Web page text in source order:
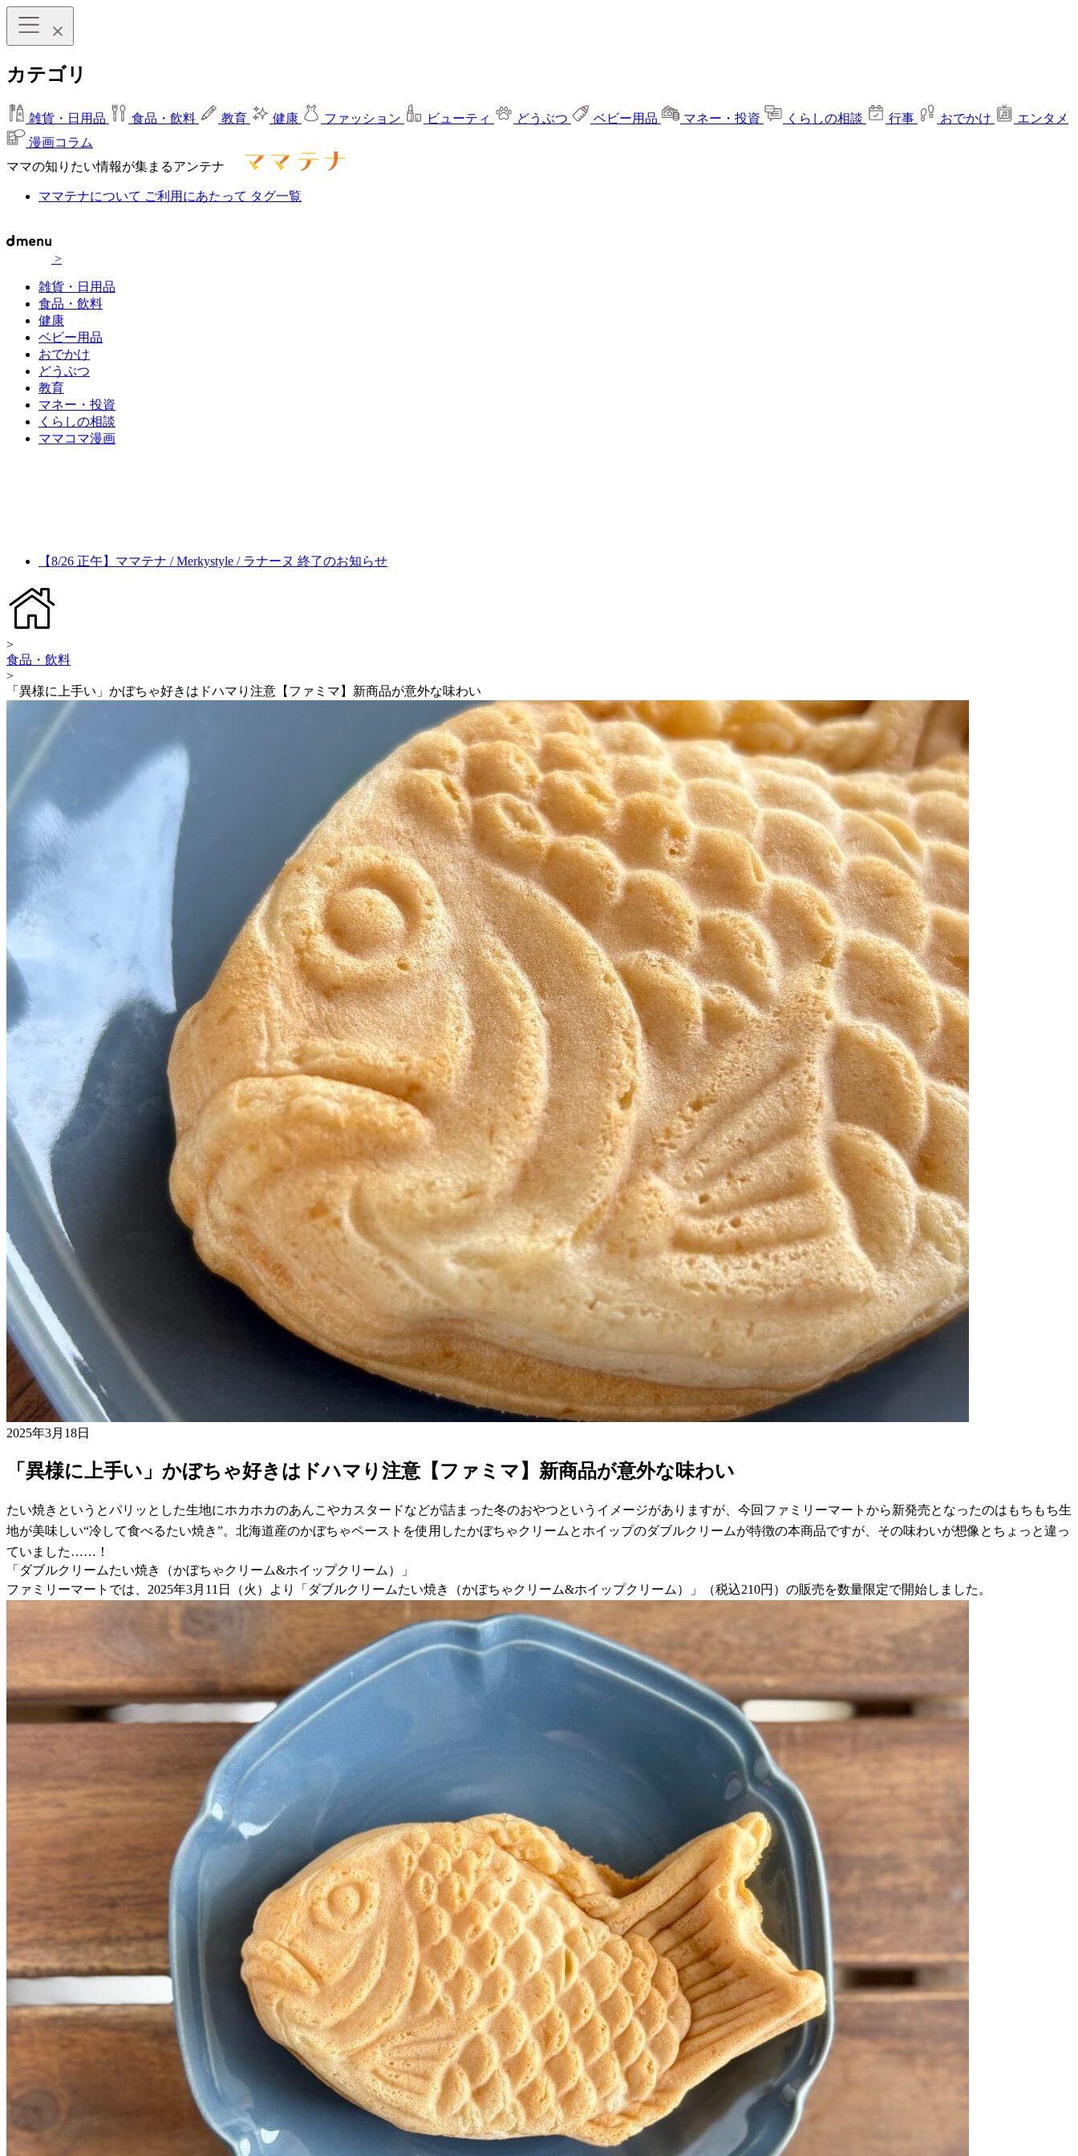
カテゴリ
雑貨・日用品 食品・飲料 教育 健康 ファッション ビューティ どうぶつ ベビー用品 マネー・投資 くらしの相談 行事 おでかけ
エンタメ
漫画コラム
ママの知りたい情報が集まるアンテナ
ママテナについて ご利用にあたって タグ一覧
>
雑貨・日用品
食品・飲料
健康
ベビー用品
おでかけ
どうぶつ
教育
マネー・投資
くらしの相談
ママコマ漫画
【8/26 正午】ママテナ / Merkystyle / ラナーヌ 終了のお知らせ
>
食品・飲料
>
「異様に上手い」かぼちゃ好きはドハマり注意【ファミマ】新商品が意外な味わい
2025年3月18日
「異様に上手い」かぼちゃ好きはドハマり注意【ファミマ】新商品が意外な味わい
たい焼きというとパリッとした生地にホカホカのあんこやカスタードなどが詰まった冬のおやつというイメージがありますが、今回ファミリーマートから新発売となったのはもちもち生
地が美味しい“冷して食べるたい焼き”。北海道産のかぼちゃペーストを使用したかぼちゃクリームとホイップのダブルクリームが特徴の本商品ですが、その味わいが想像とちょっと違っ
ていました……！
「ダブルクリームたい焼き（かぼちゃクリーム&ホイップクリーム）」
ファミリーマートでは、2025年3月11日（火）より「ダブルクリームたい焼き（かぼちゃクリーム&ホイップクリーム）」（税込210円）の販売を数量限定で開始しました。